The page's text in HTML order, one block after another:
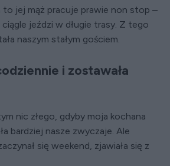
to jej mąż pracuje prawie non stop –
jeździ w długie trasy. Z tego
naszym stałym gościem.
i zostawała
nic złego, gdyby moja kochana
bardziej nasze zwyczaje. Ale
się weekend, zjawiała się z